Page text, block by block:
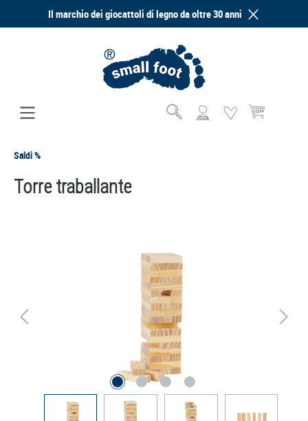
principaleIl marchio dei giocattoli di legno da oltre 30 anni
Il carrello
Saldi %
Torre traballante